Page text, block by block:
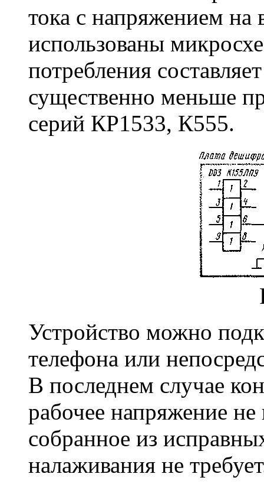
тока с напряжением
использованы
потребления
существенно меньше
серий КР1533, К555.
Устройство можно
телефона или
В последнем случае
рабочее напряжение
собранное из
налаживания не